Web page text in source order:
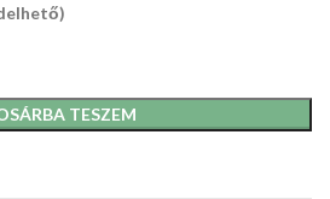
TESZEM